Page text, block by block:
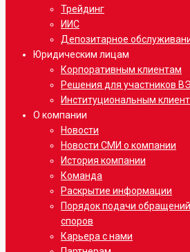
Трейдинг
ИИС
Депозитарное
Юридическим лицам
Корпоративным клиентам
Решения для участников
Институциональным
О компании
Новости
Новости СМИ о компании
История компании
Команда
Раскрытие информации
Порядок подачи
споров
Карьера с нами